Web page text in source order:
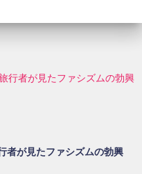
者が見たファシズムの勃興